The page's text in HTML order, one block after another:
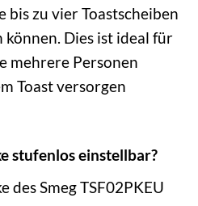
bis zu vier Toastscheiben
Dies ist ideal für
mehrere Personen
Toast versorgen
stufenlos einstellbar?
des Smeg TSF02PKEU